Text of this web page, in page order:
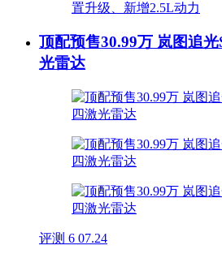
顶配预售30.99万 岚图追
光雷达
评测 6 07.24